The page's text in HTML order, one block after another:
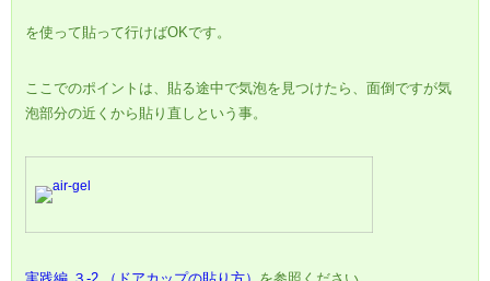
を使って貼って行けばOKです。
ここでのポイントは、貼る途中で気泡を見つけたら、面倒ですが気
泡部分の近くから貼り直しという事。